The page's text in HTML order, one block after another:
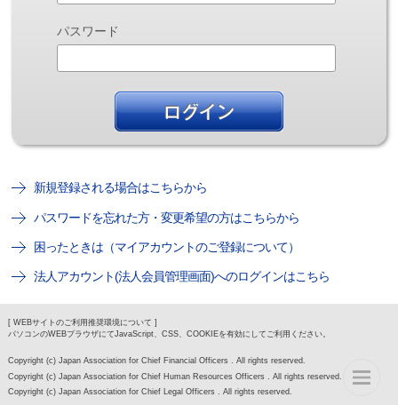
パスワード
新規登録される場合はこちらから
パスワードを忘れた方・変更希望の方はこちらから
困ったときは（マイアカウントのご登録について）
法人アカウント(法人会員管理画面)へのログインはこちら
[ WEBサイトのご利用推奨環境について ]
パソコンのWEBブラウザにてJavaScript、CSS、COOKIEを有効にしてご利用ください。
Copyright (c) Japan Association for Chief Financial Officers . All rights reserved.
Copyright (c) Japan Association for Chief Human Resources Officers . All rights reserved.
Copyright (c) Japan Association for Chief Legal Officers . All rights reserved.